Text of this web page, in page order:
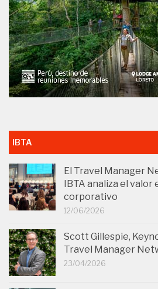
IBTA
El Travel Manager
IBTA analiza el
corporativo
12/06/2026
Scott Gillespie,
Travel Manager
23/04/2026